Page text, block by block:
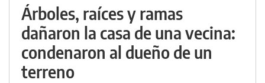
Árboles, raíces y ramas
dañaron la casa de una vecina:
condenaron al dueño de un
terreno